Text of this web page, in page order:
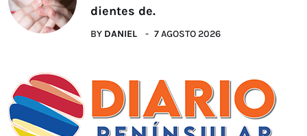
dientes de.
BY DANIEL 7 AGOSTO 2026